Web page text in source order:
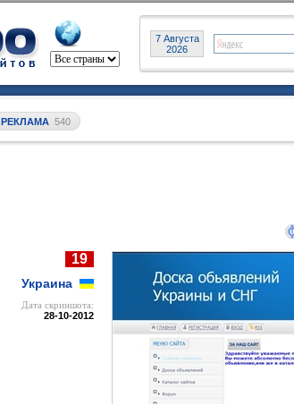
7 Августа
2026
РЕКЛАМА 540
19
Украина
Дата cкриншота:
28-10-2012